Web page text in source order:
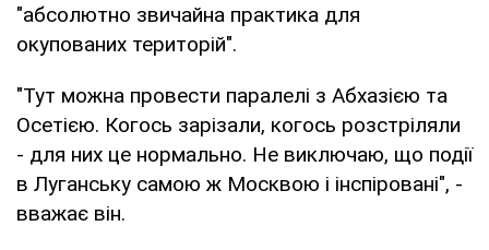
"абсолютно звичайна практика для
окупованих територій".
"Тут можна провести паралелі з Абхазією та
Осетією. Когось зарізали, когось розстріляли
- для них це нормально. Не виключаю, що події
в Луганську самою ж Москвою і інспіровані", -
вважає він.